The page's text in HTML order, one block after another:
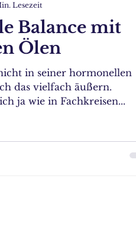
Balance mit
Ölen
in seiner hormonellen
das vielfach äußern.
ja wie in Fachkreisen...
Lesezeit